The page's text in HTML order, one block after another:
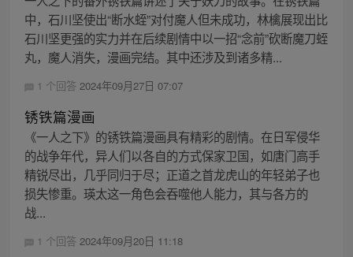
中，石川坚使出“断水蛭”对付魔人但未成功，林檎展现出比
石川坚更强的实力并在后续剧情中以一招“念前”砍断魔刀蛭
丸，魔人消失，漫画完结。其中还涉及到诸多精...
1 个回答 2024年09月27日 07:07
锈铁篇漫画
《一人之下》的锈铁篇漫画具有精彩的剧情。在日军侵华
的战争年代，异人们以各自的方式保家卫国，如唐门高手
精锐尽出，几乎同归于尽；正道之首龙虎山的年轻弟子也
损失惨重。瑛太这一角色会吞噬他人能力，其与各方的
战...
1 个回答 2024年09月20日 11:18